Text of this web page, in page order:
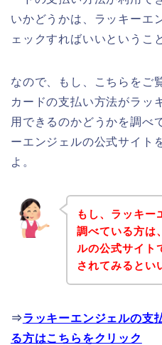
いかどうかは、ラッキーエ
ェックすればいいというこ
なので、もし、こちらをご
カードの支払い方法がラッ
用できるのかどうかを調べ
ーエンジェルの公式サイト
よ。
もし、ラッキー
調べている方は
ルの公式サイト
されてみるとい
⇒ラッキーエンジェルの支
る方はこちらをクリック